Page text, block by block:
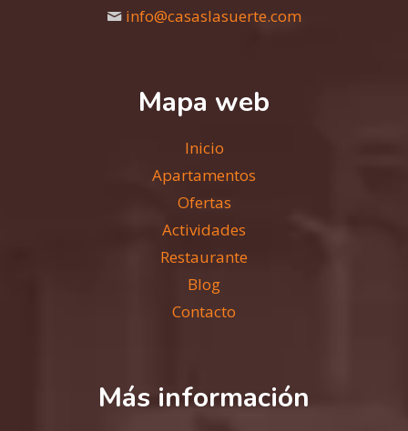
info@casaslasuerte.com
Mapa web
Inicio
Apartamentos
Ofertas
Actividades
Restaurante
Blog
Contacto
Más información